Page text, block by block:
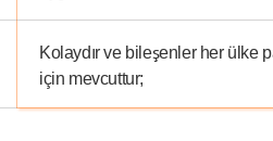
Kolaydır ve bileşenler her ülke
için mevcuttur;